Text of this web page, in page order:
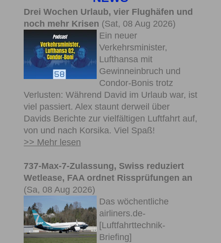
Drei Wochen Urlaub, vier Flughäfen und
noch mehr Krisen (Sat, 08 Aug 2026)
Ein neuer
Verkehrsminister,
Lufthansa mit
Gewinneinbruch und
Condor-Bonis trotz
Verlusten: Während David im Urlaub war, ist
viel passiert. Alex staunt derweil über
Davids Berichte zur vielfältigen Luftfahrt auf,
von und nach Korsika. Viel Spaß!
>> Mehr lesen
737-Max-7-Zulassung, Swiss reduziert
Wetlease, FAA ordnet Rissprüfungen an
(Sa, 08 Aug 2026)
Das wöchentliche
airliners.de-
[Luftfahrttechnik-
Briefing]